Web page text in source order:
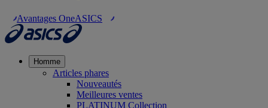
Avantages OneASICS
Homme
Articles phares
Nouveautés
Meilleures ventes
PLATINUM Collection